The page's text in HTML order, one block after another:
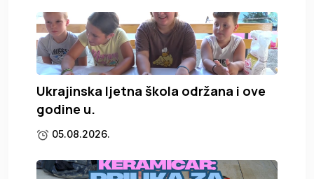
Ukrajinska ljetna škola održana i ove
godine u.
05.08.2026.